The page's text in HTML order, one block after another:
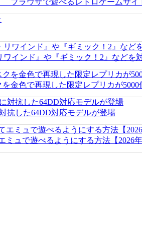
インド』や『ギミック！2』などを
金色で再現した限定レプリカが5000
抗した64DD対応モデルが登場
ュで遊べるようにする方法【2026年